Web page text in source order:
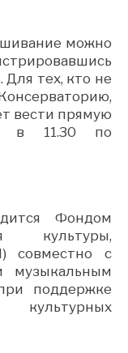
можно
Для тех, кто не
вести прямую
в 11.30 по
Фондом
культуры,
совместно с
музыкальным
поддержке